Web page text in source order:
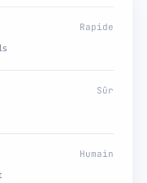
Rapide
Sûr
Humain